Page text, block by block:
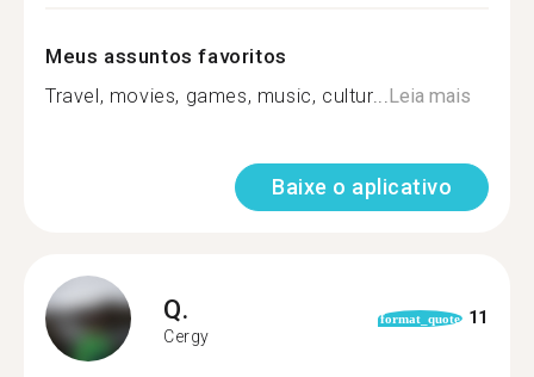
Meus assuntos favoritos
Travel, movies, games, music, cultur... Leia mais
Baixe o aplicativo
Q.
Cergy
format_quote 11